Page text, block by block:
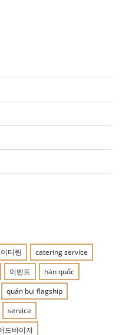
터링
catering service
이벤트
hàn quốc
quán bụi flagship
service
드바이저